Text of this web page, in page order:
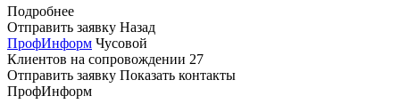
Подробнее
Отправить заявку Назад
ПрофИнформ Чусовой
Клиентов на сопровождении 27
Отправить заявку Показать контакты
ПрофИнформ